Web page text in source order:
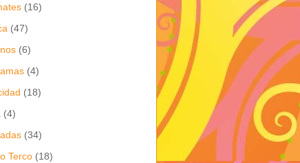
(16)
(47)
(6)
(4)
(18)
(4)
(34)
Terco (18)